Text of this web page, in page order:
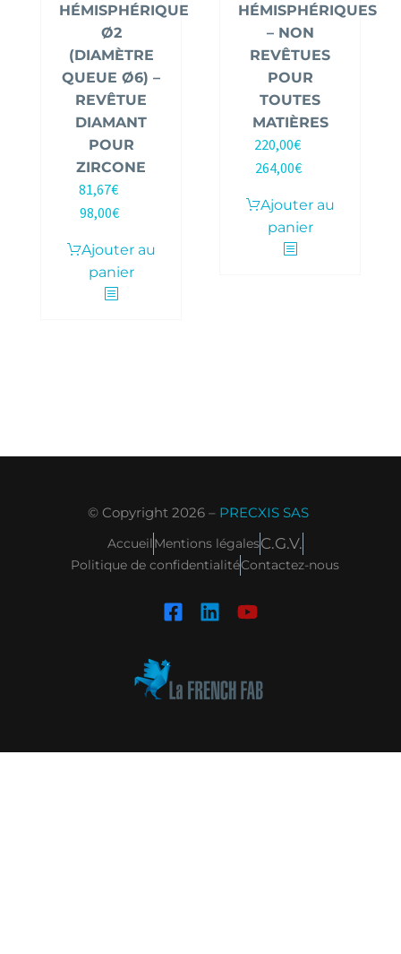
HÉMISPHÉRIQUE
Ø2
(DIAMÈTRE
QUEUE Ø6) –
REVÊTUE
DIAMANT
POUR
ZIRCONE
81,67€
98,00€
Ajouter au
panier
HÉMISPHÉRIQUES
– NON
REVÊTUES
POUR
TOUTES
MATIÈRES
220,00€
264,00€
Ajouter au
panier
© Copyright 2026 – PRECXIS SAS
AccueilMentions légalesC.G.V.
Politique de confidentialitéContactez-nous